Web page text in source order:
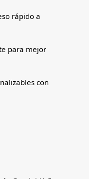
rápido a
para mejor
con